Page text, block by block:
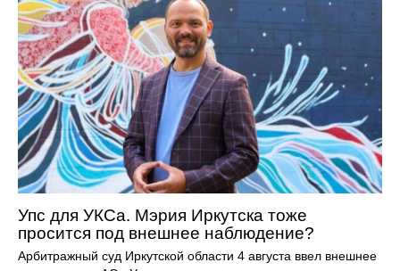
Упс для УКСа. Мэрия Иркутска тоже
просится под внешнее наблюдение?
Арбитражный суд Иркутской области 4 августа ввел внешнее